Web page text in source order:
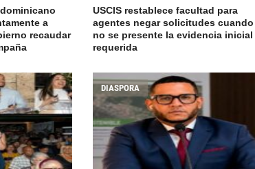
a
recaudar
USCIS restablece facultad para
agentes negar solicitudes cuando
no se presente la evidencia inicial
requerida
DIASPORA